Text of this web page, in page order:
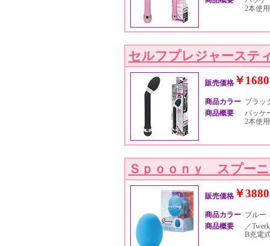
2本使用
セルフプレジャーステ
販売価格 ￥1680
商品カラー ブラッ
商品概要
パッケ
2本使用
Ｓｐｏｏｎｙ スプー
販売価格 ￥3880
商品カラー ブルー
商品概要
／
B充電